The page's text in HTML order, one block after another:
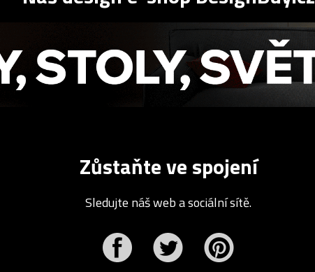
Zůstaňte ve spojení
Sledujte náš web a sociální sítě.